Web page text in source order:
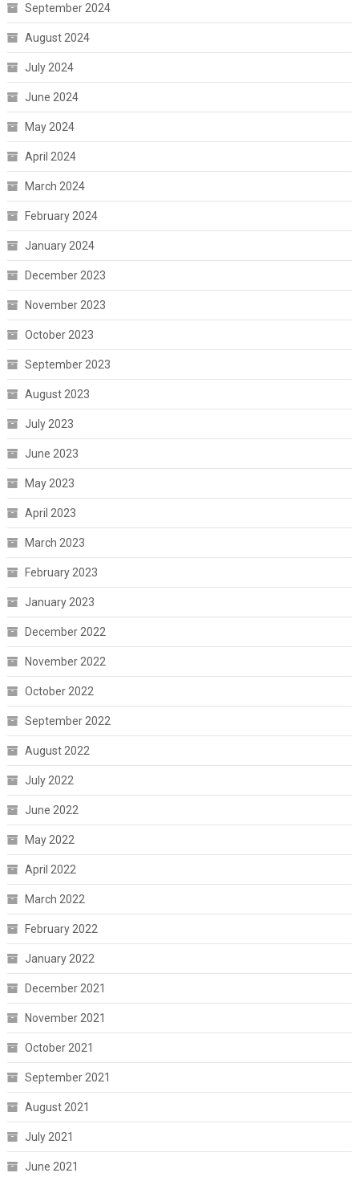
September 2024
August 2024
July 2024
June 2024
May 2024
April 2024
March 2024
February 2024
January 2024
December 2023
November 2023
October 2023
September 2023
August 2023
July 2023
June 2023
May 2023
April 2023
March 2023
February 2023
January 2023
December 2022
November 2022
October 2022
September 2022
August 2022
July 2022
June 2022
May 2022
April 2022
March 2022
February 2022
January 2022
December 2021
November 2021
October 2021
September 2021
August 2021
July 2021
June 2021